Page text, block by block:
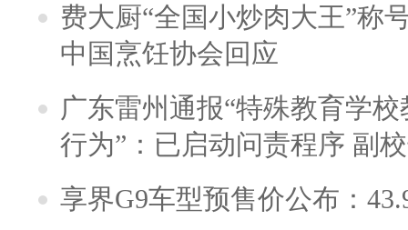
费大厨“全国小炒肉大王”称
中国烹饪协会回应
广东雷州通报“特殊教育学
行为”：已启动问责程序 副
享界G9车型预售价公布：